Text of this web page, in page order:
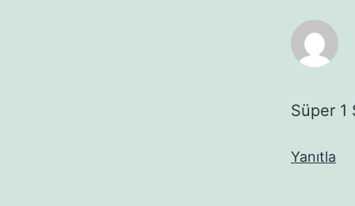
Süper 1
Yanıtla